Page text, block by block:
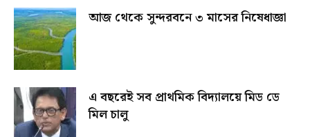
আজ থেকে সুন্দরবনে ৩ মাসের নিষেধাজ্ঞা
এ বছরেই সব প্রাথমিক বিদ্যালয়ে মিড ডে
মিল চালু